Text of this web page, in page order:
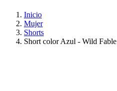
Inicio
Mujer
Shorts
Short color Azul - Wild Fable